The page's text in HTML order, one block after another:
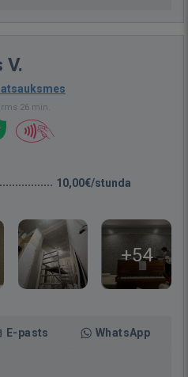
V.
atsauksmes
26 min.
10,00€/stunda
+54
E-pasts WhatsApp